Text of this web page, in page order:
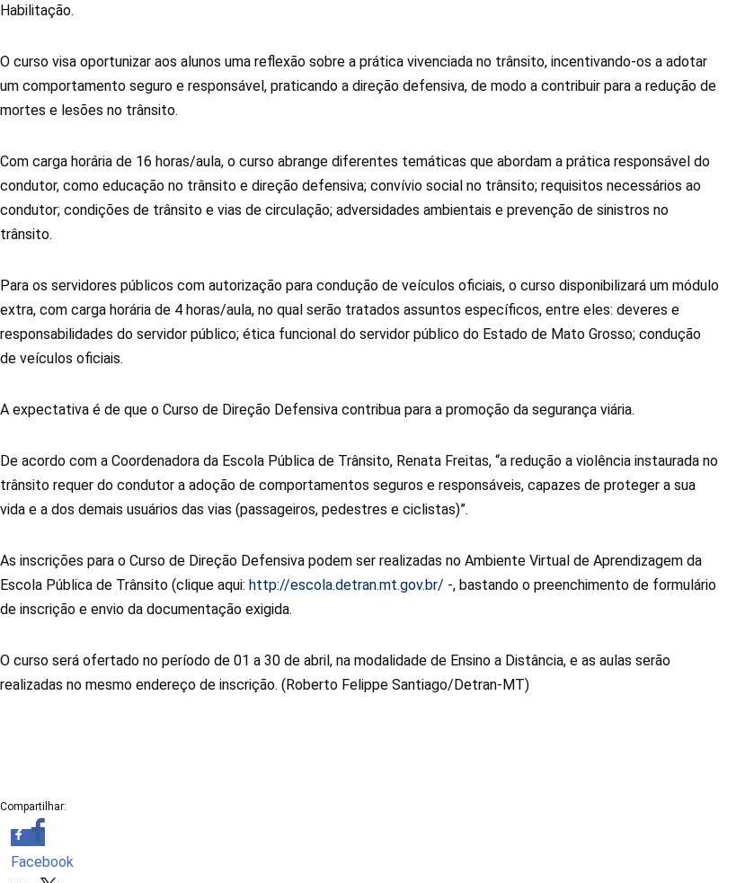
Habilitação.
O curso visa oportunizar aos alunos uma reflexão sobre a prática vivenciada no trânsito, incentivando-os a adotar
um comportamento seguro e responsável, praticando a direção defensiva, de modo a contribuir para a redução de
mortes e lesões no trânsito.
Com carga horária de 16 horas/aula, o curso abrange diferentes temáticas que abordam a prática responsável do
condutor, como educação no trânsito e direção defensiva; convívio social no trânsito; requisitos necessários ao
condutor; condições de trânsito e vias de circulação; adversidades ambientais e prevenção de sinistros no
trânsito.
Para os servidores públicos com autorização para condução de veículos oficiais, o curso disponibilizará um módulo
extra, com carga horária de 4 horas/aula, no qual serão tratados assuntos específicos, entre eles: deveres e
responsabilidades do servidor público; ética funcional do servidor público do Estado de Mato Grosso; condução
de veículos oficiais.
A expectativa é de que o Curso de Direção Defensiva contribua para a promoção da segurança viária.
De acordo com a Coordenadora da Escola Pública de Trânsito, Renata Freitas, “a redução a violência instaurada no
trânsito requer do condutor a adoção de comportamentos seguros e responsáveis, capazes de proteger a sua
vida e a dos demais usuários das vias (passageiros, pedestres e ciclistas)”.
As inscrições para o Curso de Direção Defensiva podem ser realizadas no Ambiente Virtual de Aprendizagem da
Escola Pública de Trânsito (clique aqui: http://escola.detran.mt.gov.br/ -, bastando o preenchimento de formulário
de inscrição e envio da documentação exigida.
O curso será ofertado no período de 01 a 30 de abril, na modalidade de Ensino a Distância, e as aulas serão
realizadas no mesmo endereço de inscrição. (Roberto Felippe Santiago/Detran-MT)
Compartilhar:
Facebook